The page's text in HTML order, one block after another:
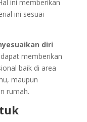
ini memberikan
ini sesuai
diri
memberikan
baik di area
maupun
rumah.